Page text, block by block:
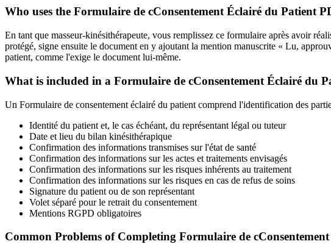
Who uses the Formulaire de cConsentement Éclairé du Patient
En tant que masseur-kinésithérapeute, vous remplissez ce formulaire après avoir
protégé, signe ensuite le document en y ajoutant la mention manuscrite « Lu,
patient, comme l'exige le document lui-même.
What is included in a Formulaire de cConsentement Éclairé du
Un Formulaire de consentement éclairé du patient comprend l'identification des
Identité du patient et, le cas échéant, du représentant légal ou tuteur
Date et lieu du bilan kinésithérapique
Confirmation des informations transmises sur l'état de santé
Confirmation des informations sur les actes et traitements envisagés
Confirmation des informations sur les risques inhérents au traitement
Confirmation des informations sur les risques en cas de refus de soins
Signature du patient ou de son représentant
Volet séparé pour le retrait du consentement
Mentions RGPD obligatoires
Common Problems of Completing Formulaire de